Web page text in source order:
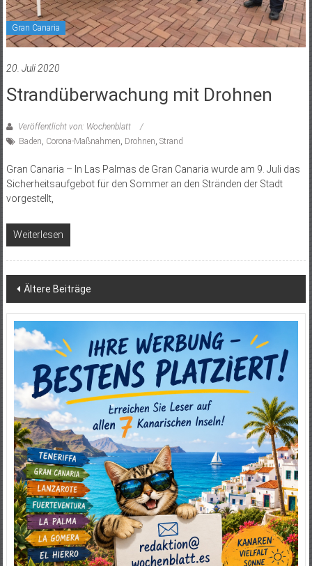
Gran Canaria
20. Juli 2020
Strandüberwachung mit Drohnen
Veröffentlicht von: Wochenblatt
Baden, Corona-Maßnahmen, Drohnen, Strand
Gran Canaria – In Las Palmas de Gran Canaria wurde am 9. Juli das
Sicherheitsaufgebot für den Sommer an den Stränden der Stadt
vorgestellt,
Weiterlesen
Beitragsnavigation
Ältere Beiträge